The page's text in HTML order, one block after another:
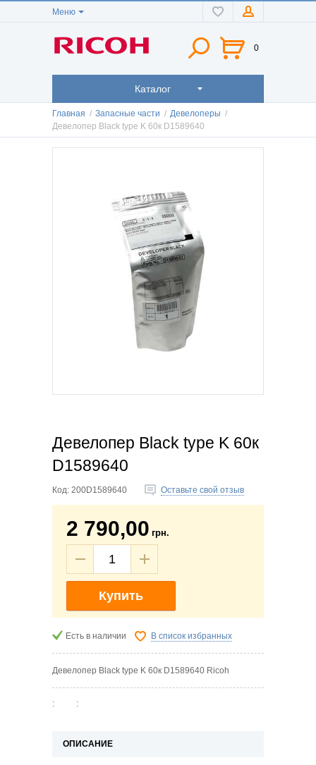
Меню
0
Каталог
Главная / Запасные части / Девелоперы /
Девелопер Black type K 60к D1589640
Девелопер Black type K 60к
D1589640
Код: 200D1589640 Оставьте свой отзыв
2 790,00 грн.
Купить
Есть в наличии В список избранных
Девелопер Black type K 60к D1589640 Ricoh
: :
ОПИСАНИЕ